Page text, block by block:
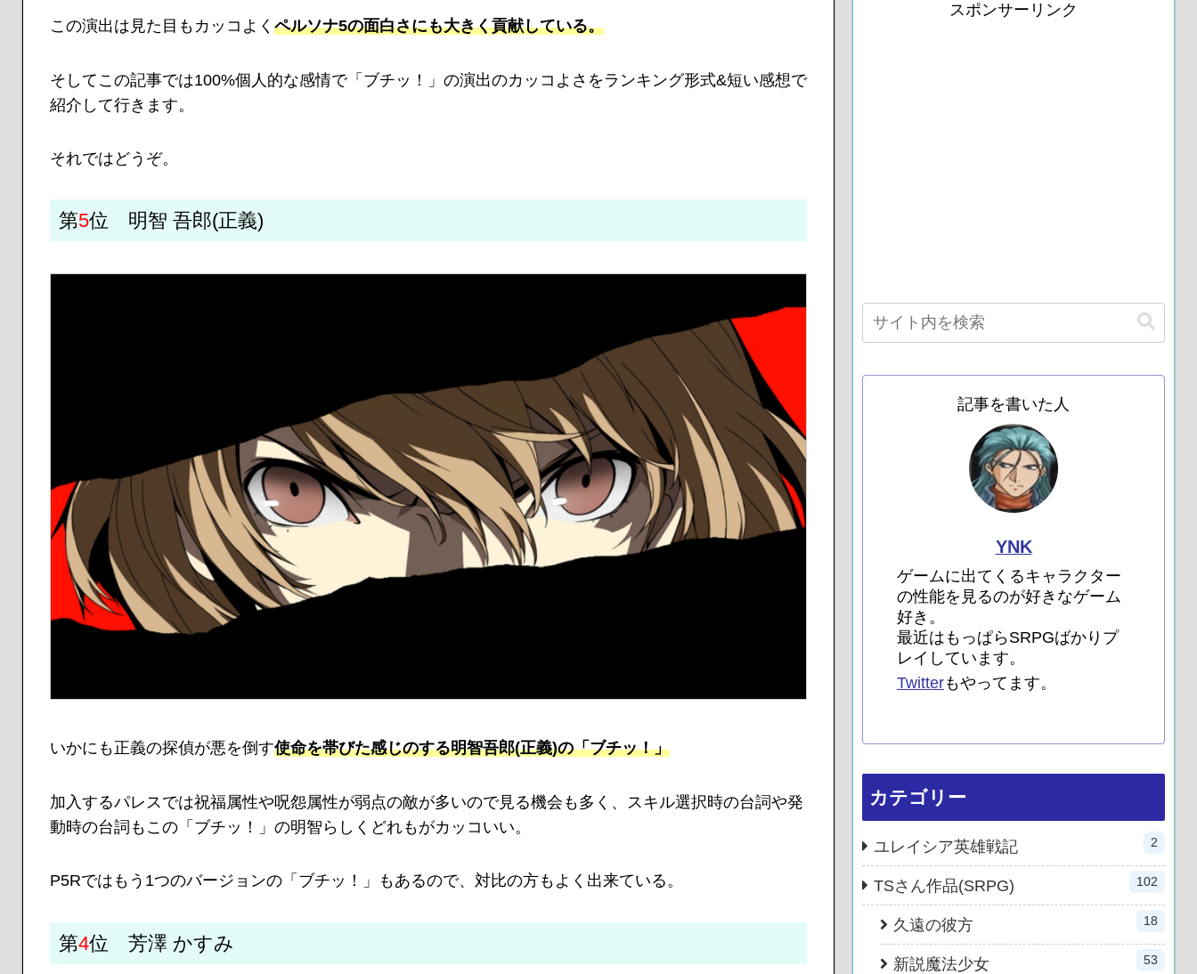
この演出は見た目もカッコよく ペルソナ5の面白さにも大きく貢献している。
そしてこの記事では100%個人的な感情で「ブチッ！」の演出のカッコよさをランキング形式&短い感想で
紹介して行きます。
それではどうぞ。
第5位 明智 吾郎(正義)
いかにも正義の探偵が悪を倒す使命を帯びた感じのする明智吾郎(正義)の「ブチッ！」
加入するパレスでは祝福属性や呪怨属性が弱点の敵が多いので見る機会も多く、スキル選択時の台詞や発
動時の台詞もこの「ブチッ！」の明智らしくどれもがカッコいい。
P5Rではもう1つのバージョンの「ブチッ！」もあるので、対比の方もよく出来ている。
第4位 芳澤 かすみ
スポンサーリンク
記事を書いた人
YNK
ゲームに出てくるキャラクター
の性能を見るのが好きなゲーム
好き。
最近はもっぱらSRPGばかりプ
レイしています。
Twitterもやってます。
カテゴリー
ユレイシア英雄戦記 2
TSさん作品(SRPG) 102
久遠の彼方 18
新説魔法少女 53